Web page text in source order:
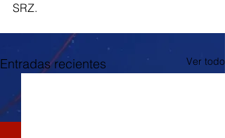
SRZ.
Entradas recientes Ver todo